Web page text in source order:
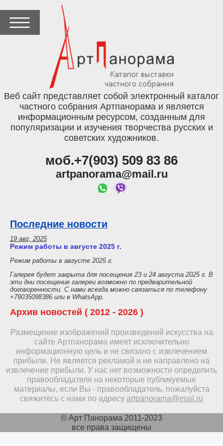
Веб сайт представляет собой электронный каталог
частного собрания Артпанорама и является
информационным ресурсом, созданным для
популяризации и изучения творчества русских и
советских художников.
моб.+7(903) 509 83 86
artpanorama@mail.ru
Последние новости
19 авг, 2025
Режим работы в августе 2025 г.
Режим работы в августе 2025 г.
Галерея будет закрыта для посещения 23 и 24 августа 2025 г. В
эти дни посещение галереи возможно по предварительной
договоренности. С нами всегда можно связаться по телефону
+79035098386 или в WhatsApp.
Архив новостей ( 2012 - 2026 )
Размещение изображений произведений искусства на
сайте Артпанорама имеет исключительно
информационную цель и не связано с извлечением
прибыли. Не является рекламой и не направлено на
извлечение прибыли. У нас нет возможности определить
правообладателя на некоторые публикуемые
материалы, если Вы - правообладатель, пожалуйста
свяжитесь с нами по адресу artpanorama@mail.ru
© Арт Панорама 2011-2023
все права защищены